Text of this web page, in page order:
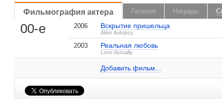
Фильмография актера Галерея Награды
00-е 2006 Вскрытие пришельца
Alien Autopsy
2003 Реальная любовь
Love Actually
Добавить фильм...
Деклан Доннелли на IMDB.com
, поделитесь своим мнением